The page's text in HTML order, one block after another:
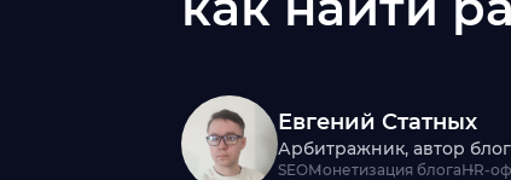
Евгений Статных
Арбитражник, автор
SEOМонетизация блогаHR-